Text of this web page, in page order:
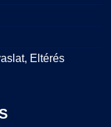
Eltérés